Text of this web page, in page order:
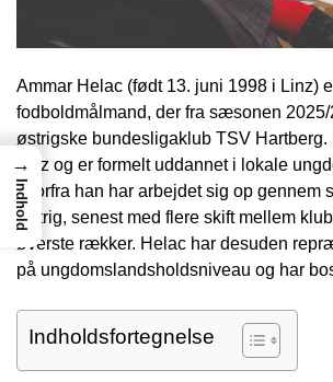
Ammar Helac (født 13. juni 1998 i Linz)
fodboldmålmand, der fra sæsonen 2025/
østrigske bundesligaklub TSV Hartberg.
Linz og er formelt uddannet i lokale
hvorfra han har arbejdet sig op gennem
Østrig, senest med flere skift mellem
øverste rækker. Helac har desuden
på ungdomslandsholdsniveau og har
Indholdsfortegnelse
→
Indhold